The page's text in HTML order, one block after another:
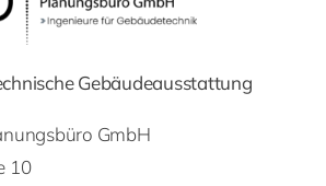
Gebäudeausstattung
GmbH
10